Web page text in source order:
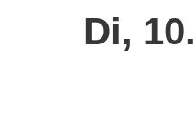
Di,